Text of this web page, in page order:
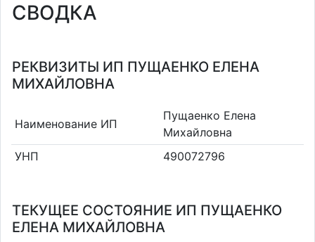
СВОДКА
РЕКВИЗИТЫ ИП ПУЩАЕНКО ЕЛЕНА
МИХАЙЛОВНА
Наименование ИП
Пущаенко Елена
Михайловна
УНП
490072796
ТЕКУЩЕЕ СОСТОЯНИЕ ИП ПУЩАЕНКО
ЕЛЕНА МИХАЙЛОВНА